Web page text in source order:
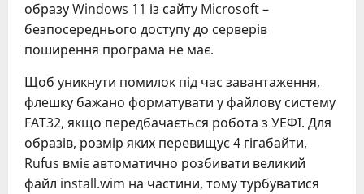
образу Windows 11 із сайту Microsoft –
безпосереднього доступу до серверів
поширення програма не має.
Щоб уникнути помилок під час завантаження,
флешку бажано форматувати у файлову систему
FAT32, якщо передбачається робота з УЕФІ. Для
образів, розмір яких перевищує 4 гігабайти,
Rufus вміє автоматично розбивати великий
файл install.wim на частини, тому турбуватися